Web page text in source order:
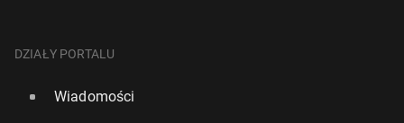
DZIAŁY PORTALU
Wiadomości